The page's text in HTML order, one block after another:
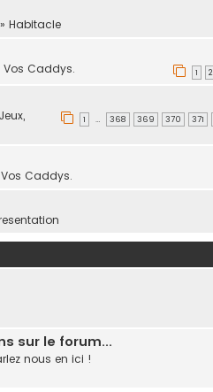
» Habitacle
1 2
Vos Caddys.
1 … 368 369 370 371
Jeux,
Vos Caddys.
sur le forum...
nous en ici !